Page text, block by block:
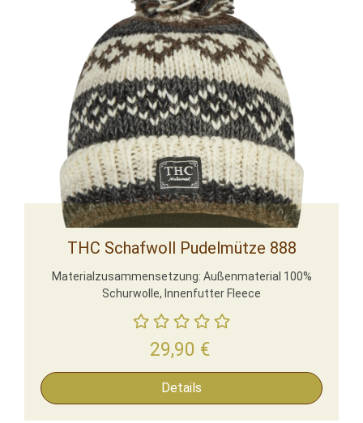
THC Schafwoll Pudelmütze 888
Materialzusammensetzung: Außenmaterial 100%
Schurwolle, Innenfutter Fleece
29,90 €
Details